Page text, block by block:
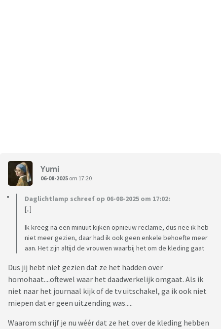
Yumi
06-08-2025 om 17:20
Daglichtlamp schreef op 06-08-2025 om 17:02:
[..]
Ik kreeg na een minuut kijken opnieuw reclame, dus nee ik heb
niet meer gezien, daar had ik ook geen enkele behoefte meer
aan. Het zijn altijd de vrouwen waarbij het om de kleding gaat
Dus jij hebt niet gezien dat ze het hadden over
homohaat....oftewel waar het daadwerkelijk omgaat. Als ik
niet naar het journaal kijk of de tv uitschakel, ga ik ook niet
miepen dat er geen uitzending was.....
Waarom schrijf je nu wéér dat ze het over de kleding hebben